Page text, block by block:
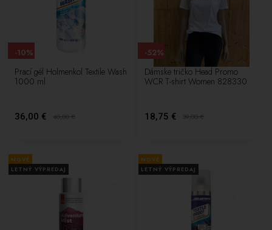
Prací gél Holmenkol Textile Wash
1000 ml
36,00 € 40,00€
-10%
Dámske tričko Head Promo
WCR T-shirt Women 828330
18,75 € 39,00€
-52%
NOVÉ
LETNÝ VÝPREDAJ
NOVÉ
LETNÝ VÝPREDAJ